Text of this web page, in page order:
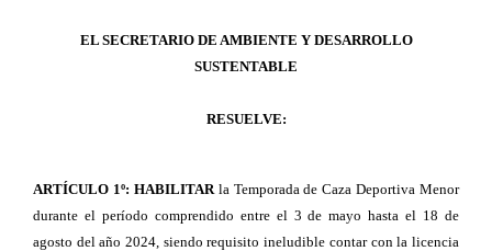
EL SECRETARIO DE AMBIENTE Y DESARROLLO
SUSTENTABLE
RESUELVE:
ARTÍCULO 1º: HABILITARla Temporada de Caza Deportiva Menor
durante el período comprendido entre el 3 de mayo hasta el 18 de
agosto del año 2024, siendo requisito ineludible contar con la licencia